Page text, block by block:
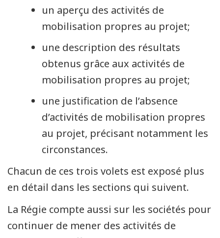
un aperçu des activités de
mobilisation propres au projet;
une description des résultats
obtenus grâce aux activités de
mobilisation propres au projet;
une justification de l’absence
d’activités de mobilisation propres
au projet, précisant notamment les
circonstances.
Chacun de ces trois volets est exposé plus
en détail dans les sections qui suivent.
La Régie compte aussi sur les sociétés pour
continuer de mener des activités de